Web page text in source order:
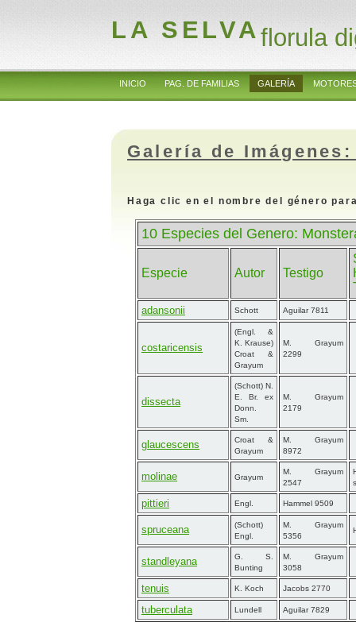
LA SELVAflorula
INICIO PAG. DE FAMILIAS GALERÍA
Galería de
Haga clic en el nombre del género
10 Especies del Genero:
Especie Autor Testigo
adansonii Schott Aguilar 7811
costaricensis
(Engl. &
K. Krause)
Croat &
Grayum
M. Grayum
2299
dissecta
(Schott) N.
E. Br. ex
Donn.
Sm.
M. Grayum
2179
glaucescens
Croat &
Grayum
M. Grayum
8972
molinae Grayum
M. Grayum
2547
pittieri Engl. Hammel 9509
spruceana
(Schott)
Engl.
M. Grayum
5356
standleyana
G. S.
Bunting
M. Grayum
3058
tenuis K. Koch Jacobs 2770
tuberculata Lundell Aguilar 7829